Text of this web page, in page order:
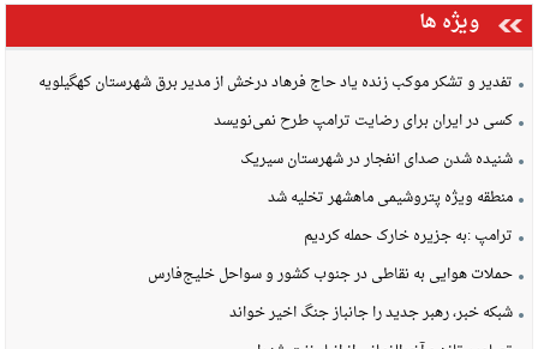
ویژه ها
تفدیر و تشکر موکب زنده یاد حاج فرهاد درخش از مدیر برق شهرستان کهگیلویه
کسی در ایران برای رضایت ترامپ طرح نمی‌نویسد
شنیده شدن صدای انفجار در شهرستان سیریک
منطقه ویژه پتروشیمی ماهشهر تخلیه شد
ترامپ :به جزیره خارک حمله کردیم
حملات هوایی به نقاطی در جنوب کشور و سواحل خلیج‌فارس
شبکه خبر، رهبر جدید را جانباز جنگ اخیر خواند